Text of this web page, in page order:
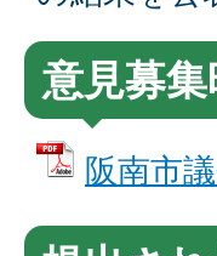
意見募
阪南市